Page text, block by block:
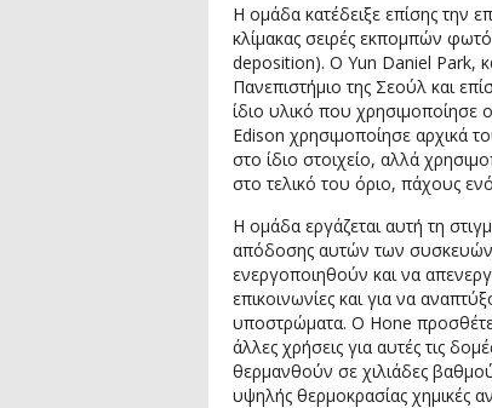
Η ομάδα κατέδειξε επίσης την
κλίμακας σειρές εκπομπών
deposition). Ο Yun Daniel Park,
Πανεπιστήμιο της Σεούλ και
ίδιο υλικό που
Edison χρησιμοποίησε αρχικά
στο ίδιο στοιχείο, αλλά
στο τελικό του όριο, πάχους
Η ομάδα εργάζεται αυτή τη
απόδοσης αυτών των
ενεργοποιηθούν και να
επικοινωνίες και για να
υποστρώματα. Ο Hone
άλλες χρήσεις για αυτές τις
θερμανθούν σε χιλιάδες
υψηλής θερμοκρασίας χημικές